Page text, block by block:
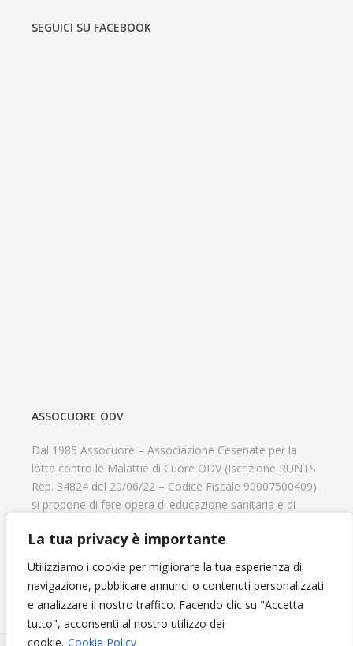
La tua privacy è importante
Utilizziamo i cookie per migliorare la tua esperienza di
navigazione, pubblicare annunci o contenuti personalizzati
e analizzare il nostro traffico. Facendo clic su "Accetta
tutto", acconsenti al nostro utilizzo dei
cookie. Cookie Policy
SEGUICI SU FACEBOOK
ASSOCUORE ODV
Dal 1985 Assocuore – Associazione Cesenate per la
lotta contro le Malattie di Cuore ODV (Iscrizione RUNTS
Rep. 34824 del 20/06/22 – Codice Fiscale 90007500409)
si propone di fare opera di educazione sanitaria e di
psicofisico di tutti coloro che hanno un problema